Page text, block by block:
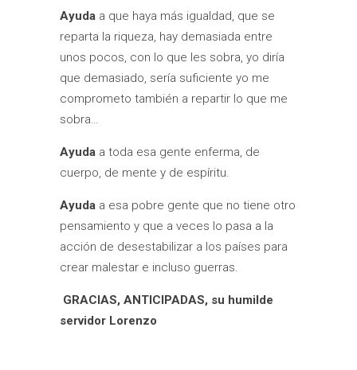
Ayuda a que haya más igualdad, que se
reparta la riqueza, hay demasiada entre
unos pocos, con lo que les sobra, yo diría
que demasiado, sería suficiente yo me
comprometo también a repartir lo que me
sobra…
Ayuda a toda esa gente enferma, de
cuerpo, de mente y de espíritu.
Ayuda a esa pobre gente que no tiene otro
pensamiento y que a veces lo pasa a la
acción de desestabilizar a los países para
crear malestar e incluso guerras.
GRACIAS, ANTICIPADAS, su humilde
servidor Lorenzo